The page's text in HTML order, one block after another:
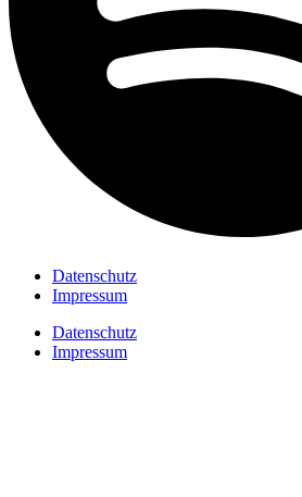
Datenschutz
Impressum
Datenschutz
Impressum